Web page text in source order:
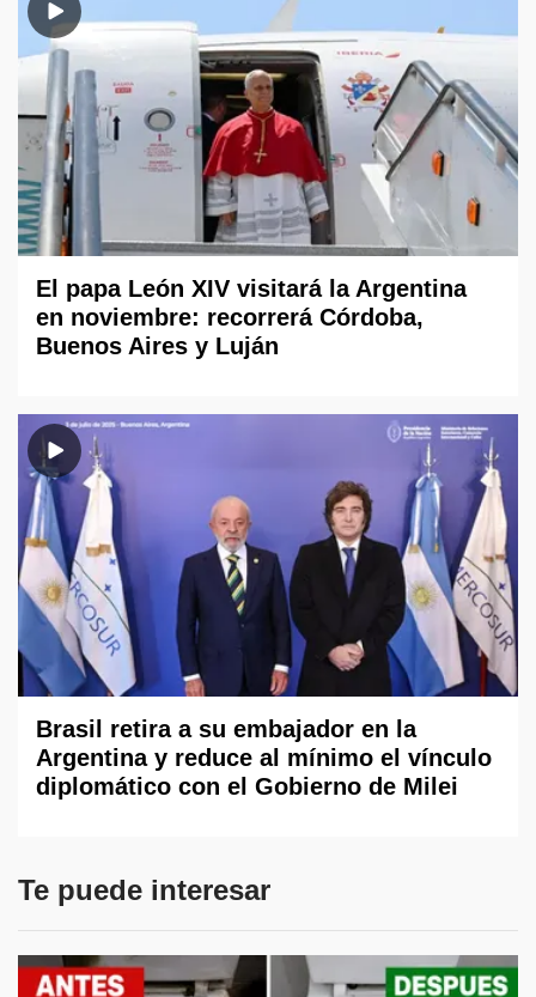
El papa León XIV visitará la Argentina
en noviembre: recorrerá Córdoba,
Buenos Aires y Luján
Brasil retira a su embajador en la
Argentina y reduce al mínimo el vínculo
diplomático con el Gobierno de Milei
Te puede interesar